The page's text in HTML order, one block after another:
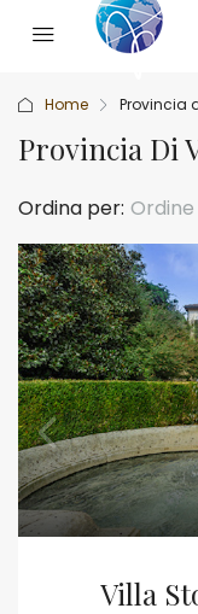
Home Provincia
Provincia Di
Ordina per:
Villa